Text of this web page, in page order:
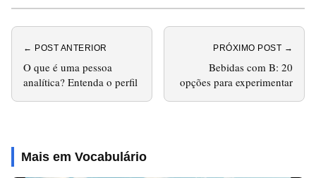
← POST ANTERIOR
O que é uma pessoa
analítica? Entenda o perfil
PRÓXIMO POST →
Bebidas com B: 20
opções para experimentar
Mais em Vocabulário